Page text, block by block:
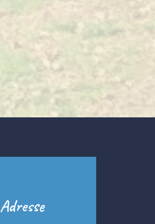
Adresse